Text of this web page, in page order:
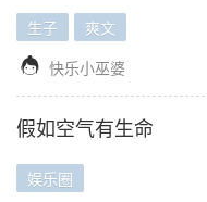
生子 爽文
 快乐小巫婆
假如空气有生命
娱乐圈